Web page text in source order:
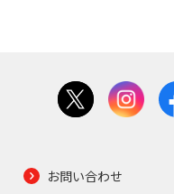
お問い合わせ